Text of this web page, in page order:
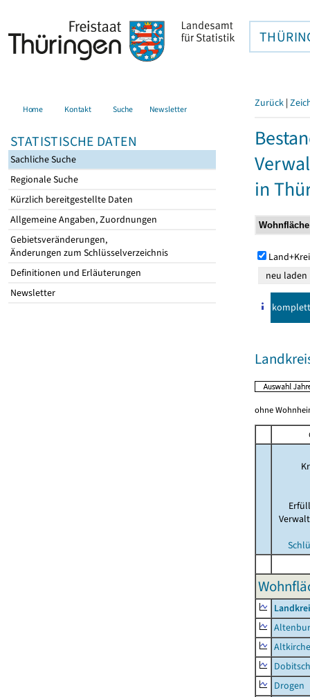
Home Kontakt Suche Newsletter
STATISTISCHE DATEN
Sachliche Suche
Regionale Suche
Kürzlich bereitgestellte Daten
Allgemeine Angaben, Zuordnungen
Gebietsveränderungen,
Änderungen zum Schlüsselverzeichnis
Definitionen und Erläuterungen
Newsletter
Zurück |
in
komplett
ohne
Drogen